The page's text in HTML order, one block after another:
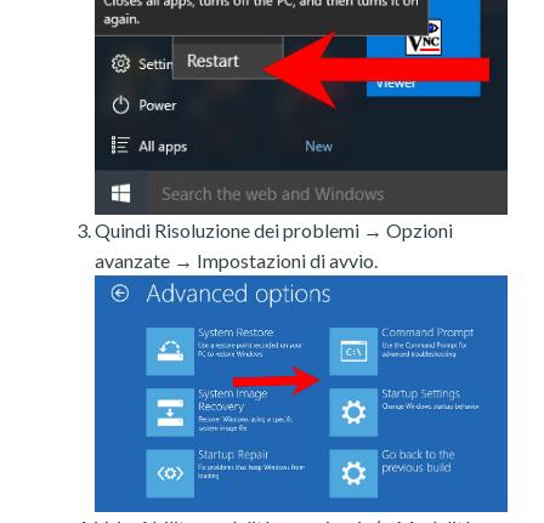
Quindi Risoluzione dei problemi → Opzioni
avanzate → Impostazioni di avvio.